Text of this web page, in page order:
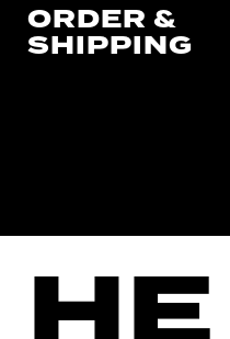
ORDER &
SHIPPING